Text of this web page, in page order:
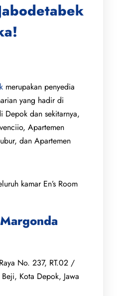
merupakan penyedia
yang hadir di
Depok dan sekitarnya,
Apartemen
dan Apartemen
kamar En’s Room
No. 237, RT.02 /
Kota Depok, Jawa